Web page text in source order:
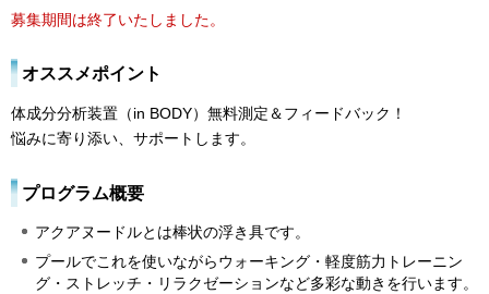
募集期間は終了いたしました。
オススメポイント
体成分分析装置（in BODY）無料測定＆フィードバック！
悩みに寄り添い、サポートします。
プログラム概要
アクアヌードルとは棒状の浮き具です。
プールでこれを使いながらウォーキング・軽度筋力トレーニン
グ・ストレッチ・リラクゼーションなど多彩な動きを行います。